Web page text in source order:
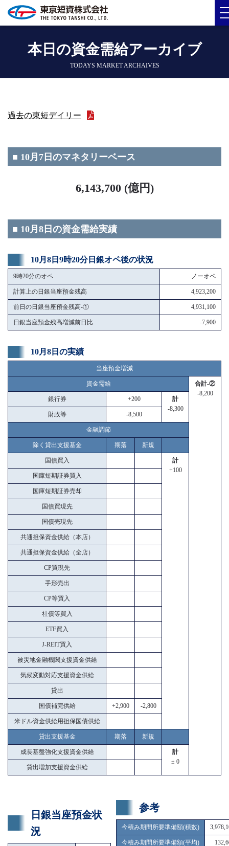
本日の資金需給アーカイブ
TODAYS MARKET ARCHAIVES
過去の東短デイリー
■ 10月7日のマネタリーベース
6,143,700 (億円)
■ 10月8日の資金需給実績
10月8日9時20分日銀オペ後の状況
9時20分のオペ ノーオペ
計算上の日銀当座預金残高 4,923,200
前日の日銀当座預金残高-① 4,931,100
日銀当座預金残高増減前日比 -7,900
10月8日の実績
当座預金増減
資金需給
合計-②
-8,200
銀行券 +200
計
-8,300
財政等 -8,500
金融調節
除く貸出支援基金 期落 新規
国債買入
計
+100
国庫短期証券買入
国庫短期証券売却
国債買現先
国債売現先
共通担保資金供給（本店）
共通担保資金供給（全店）
CP買現先
手形売出
CP等買入
社債等買入
ETF買入
J-REIT買入
被災地金融機関支援資金供給
気候変動対応支援資金供給
貸出
国債補完供給 +2,900 -2,800
米ドル資金供給用担保国債供給
貸出支援基金 期落 新規
成長基盤強化支援資金供給
計
± 0
貸出増加支援資金供給
日銀当座預金状
況
参考
今積み期間所要準備額(積数)
今積み期間所要準備額(平均)